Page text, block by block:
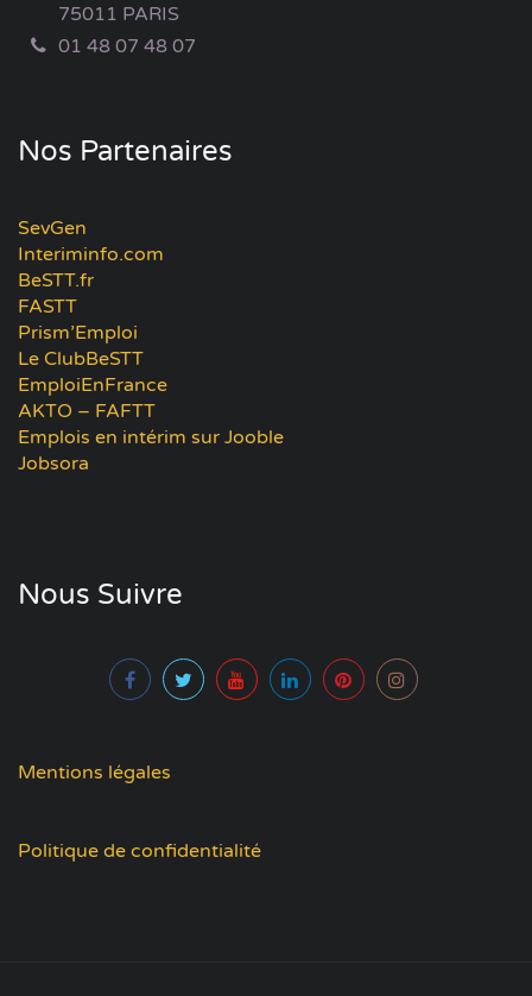
75011 PARIS
01 48 07 48 07
Nos Partenaires
SevGen
Interiminfo.com
BeSTT.fr
FASTT
Prism’Emploi
Le ClubBeSTT
EmploiEnFrance
AKTO – FAFTT
Emplois en intérim sur Jooble
Jobsora
Nous Suivre
Mentions légales
Politique de confidentialité